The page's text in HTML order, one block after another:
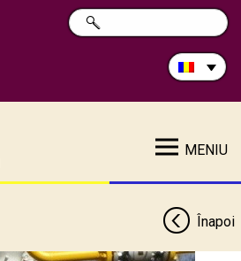
Caută
în
CAUTĂ
MENIU
Înapoi